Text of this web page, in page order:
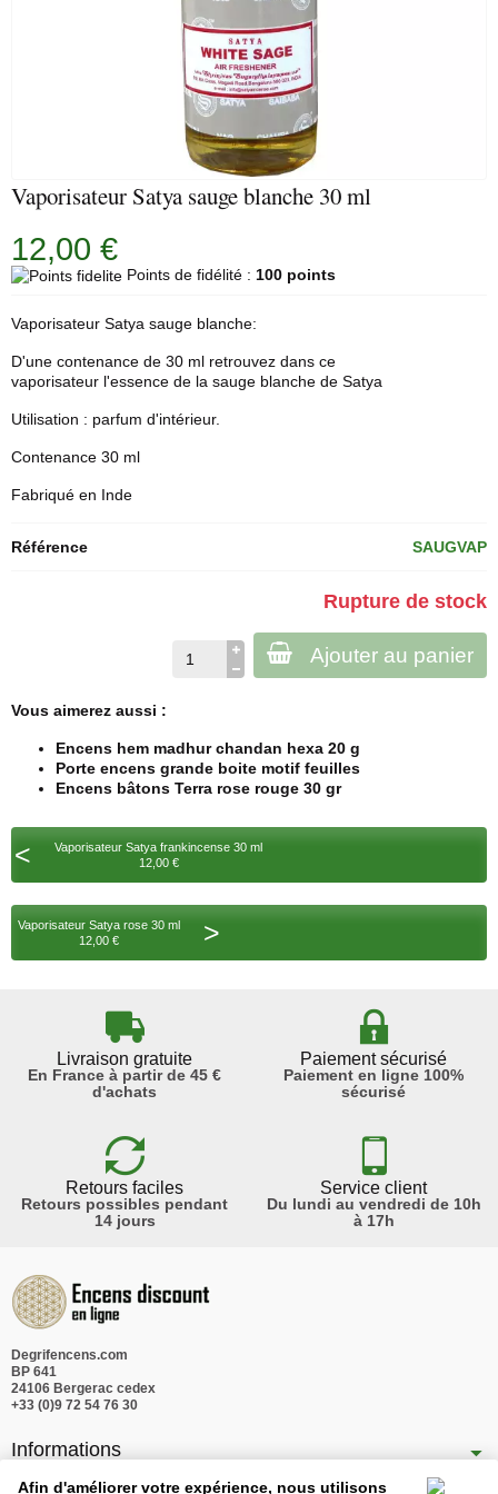
Vaporisateur Satya sauge blanche 30 ml
12,00 €
Points de fidélité : 100 points
Vaporisateur Satya sauge blanche:
D'une contenance de 30 ml retrouvez dans ce
vaporisateur l'essence de la sauge blanche de Satya
Utilisation : parfum d'intérieur.
Contenance 30 ml
Fabriqué en Inde
Référence SAUGVAP
Rupture de stock
Ajouter au panier
Vous aimerez aussi :
Encens hem madhur chandan hexa 20 g
Porte encens grande boite motif feuilles
Encens bâtons Terra rose rouge 30 gr
<
Vaporisateur Satya frankincense 30 ml
12,00 €
Vaporisateur Satya rose 30 ml
12,00 €
>
Livraison gratuite
En France à partir de 45 €
d'achats
Paiement sécurisé
Paiement en ligne 100%
sécurisé
Retours faciles
Retours possibles pendant
14 jours
Service client
Du lundi au vendredi de 10h
à 17h
Degrifencens.com
BP 641
24106 Bergerac cedex
+33 (0)9 72 54 76 30
Informations
Nos produits
Afin d'améliorer votre expérience, nous utilisons